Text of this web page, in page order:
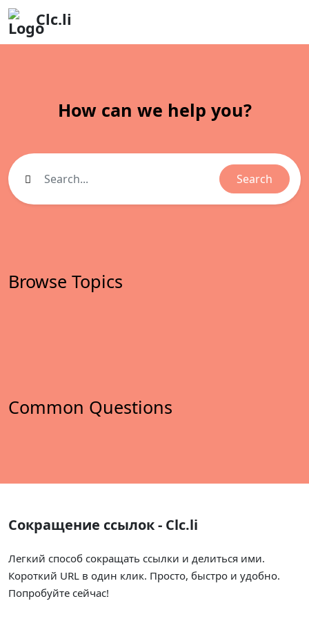
Clc.li
How can we help you?
Search
Browse Topics
Common Questions
Сокращение ссылок - Clc.li
Легкий способ сокращать ссылки и делиться ими.
Короткий URL в один клик. Просто, быстро и удобно.
Попробуйте сейчас!